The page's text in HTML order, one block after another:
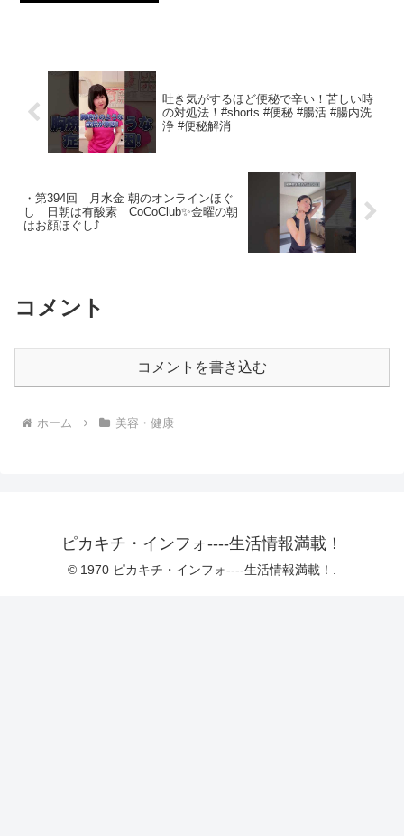
吐き気がするほど便秘で辛い！苦しい時
の対処法！#shorts #便秘 #腸活 #腸内洗
浄 #便秘解消
・第394回 月水金 朝のオンラインほぐ
し 日朝は有酸素 CoCoClub✨金曜の朝
はお顔ほぐし⤴️
コメント
コメントを書き込む
ホーム 美容・健康
ピカキチ・インフォ----生活情報満載！
© 1970 ピカキチ・インフォ----生活情報満載！.